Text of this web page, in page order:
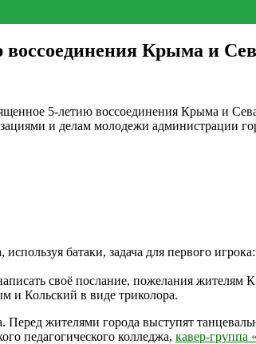
Крыма и
5-летию воссоединения Крыма и
и делам молодежи администрации
батаки, задача для первого
своё послание, пожелания жителям
и Кольский в виде триколора.
жителями города выступят
педагогического колледжа, кавер-группа